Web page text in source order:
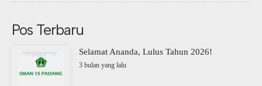
Pos Terbaru
Selamat Ananda, Lulus Tahun 2026!
3 bulan yang lalu